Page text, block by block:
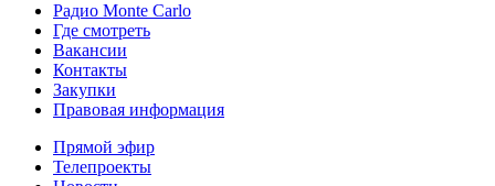
Радио Monte Carlo
Где смотреть
Вакансии
Контакты
Закупки
Правовая информация
Прямой эфир
Телепроекты